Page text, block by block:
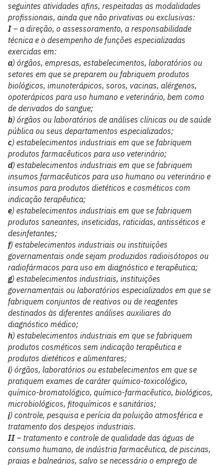
seguintes atividades afins, respeitadas as modalidades
profissionais, ainda que não privativas ou exclusivas:
I – a direção, o assessoramento, a responsabilidade
técnica e o desempenho de funções especializadas
exercidas em:
a) órgãos, empresas, estabelecimentos, laboratórios ou
setores em que se preparem ou fabriquem produtos
biológicos, imunoterápicos, soros, vacinas, alérgenos,
opoterápicos para uso humano e veterinário, bem como
de derivados do sangue;
b) órgãos ou laboratórios de análises clínicas ou de saúde
pública ou seus departamentos especializados;
c) estabelecimentos industriais em que se fabriquem
produtos farmacêuticos para uso veterinário;
d) estabelecimentos industriais em que se fabriquem
insumos farmacêuticos para uso humano ou veterinário e
insumos para produtos dietéticos e cosméticos com
indicação terapêutica;
e) estabelecimentos industriais em que se fabriquem
produtos saneantes, inseticidas, raticidas, antisséticos e
desinfetantes;
f) estabelecimentos industriais ou instituições
governamentais onde sejam produzidos radioisótopos ou
radiofármacos para uso em diagnóstico e terapêutica;
g) estabelecimentos industriais, instituições
governamentais ou laboratórios especializados em que se
fabriquem conjuntos de reativos ou de reagentes
destinados às diferentes análises auxiliares do
diagnóstico médico;
h) estabelecimentos industriais em que se fabriquem
produtos cosméticos sem indicação terapêutica e
produtos dietéticos e alimentares;
i) órgãos, laboratórios ou estabelecimentos em que se
pratiquem exames de caráter químico-toxicológico,
químico-bromatológico, químico-farmacêutico, biológicos,
microbiológicos, fitoquímicos e sanitários;
j) controle, pesquisa e perícia da poluição atmosférica e
tratamento dos despejos industriais.
II – tratamento e controle de qualidade das águas de
consumo humano, de indústria farmacêutica, de piscinas,
praias e balneários, salvo se necessário o emprego de